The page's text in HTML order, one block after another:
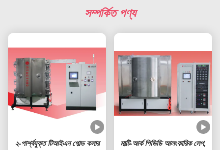
সম্পর্কিত পণ্য
২-পার্শ্বযুক্ত টিআইএন গোল্ড কলার
মাল্টি-আর্ক পিভিডি আলংকারিক লেপ,